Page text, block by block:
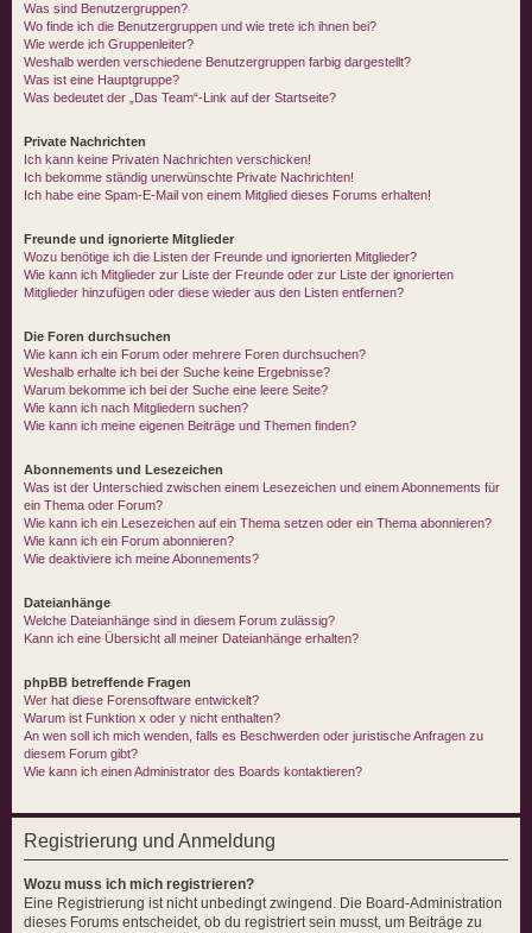
Was sind Benutzergruppen?
Wo finde ich die Benutzergruppen und wie trete ich ihnen bei?
Wie werde ich Gruppenleiter?
Weshalb werden verschiedene Benutzergruppen farbig dargestellt?
Was ist eine Hauptgruppe?
Was bedeutet der „Das Team“-Link auf der Startseite?
Private Nachrichten
Ich kann keine Privaten Nachrichten verschicken!
Ich bekomme ständig unerwünschte Private Nachrichten!
Ich habe eine Spam-E-Mail von einem Mitglied dieses Forums erhalten!
Freunde und ignorierte Mitglieder
Wozu benötige ich die Listen der Freunde und ignorierten Mitglieder?
Wie kann ich Mitglieder zur Liste der Freunde oder zur Liste der ignorierten
Mitglieder hinzufügen oder diese wieder aus den Listen entfernen?
Die Foren durchsuchen
Wie kann ich ein Forum oder mehrere Foren durchsuchen?
Weshalb erhalte ich bei der Suche keine Ergebnisse?
Warum bekomme ich bei der Suche eine leere Seite?
Wie kann ich nach Mitgliedern suchen?
Wie kann ich meine eigenen Beiträge und Themen finden?
Abonnements und Lesezeichen
Was ist der Unterschied zwischen einem Lesezeichen und einem Abonnements für
ein Thema oder Forum?
Wie kann ich ein Lesezeichen auf ein Thema setzen oder ein Thema abonnieren?
Wie kann ich ein Forum abonnieren?
Wie deaktiviere ich meine Abonnements?
Dateianhänge
Welche Dateianhänge sind in diesem Forum zulässig?
Kann ich eine Übersicht all meiner Dateianhänge erhalten?
phpBB betreffende Fragen
Wer hat diese Forensoftware entwickelt?
Warum ist Funktion x oder y nicht enthalten?
An wen soll ich mich wenden, falls es Beschwerden oder juristische Anfragen zu
diesem Forum gibt?
Wie kann ich einen Administrator des Boards kontaktieren?
Registrierung und Anmeldung
Wozu muss ich mich registrieren?
Eine Registrierung ist nicht unbedingt zwingend. Die Board-Administration
dieses Forums entscheidet, ob du registriert sein musst, um Beiträge zu